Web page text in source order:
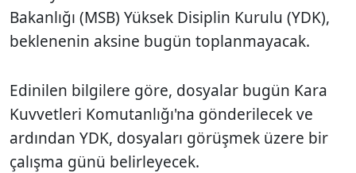
Bakanlığı (MSB) Yüksek Disiplin Kurulu (YDK),
beklenenin aksine bugün toplanmayacak.
Edinilen bilgilere göre, dosyalar bugün Kara
Kuvvetleri Komutanlığı'na gönderilecek ve
ardından YDK, dosyaları görüşmek üzere bir
çalışma günü belirleyecek.